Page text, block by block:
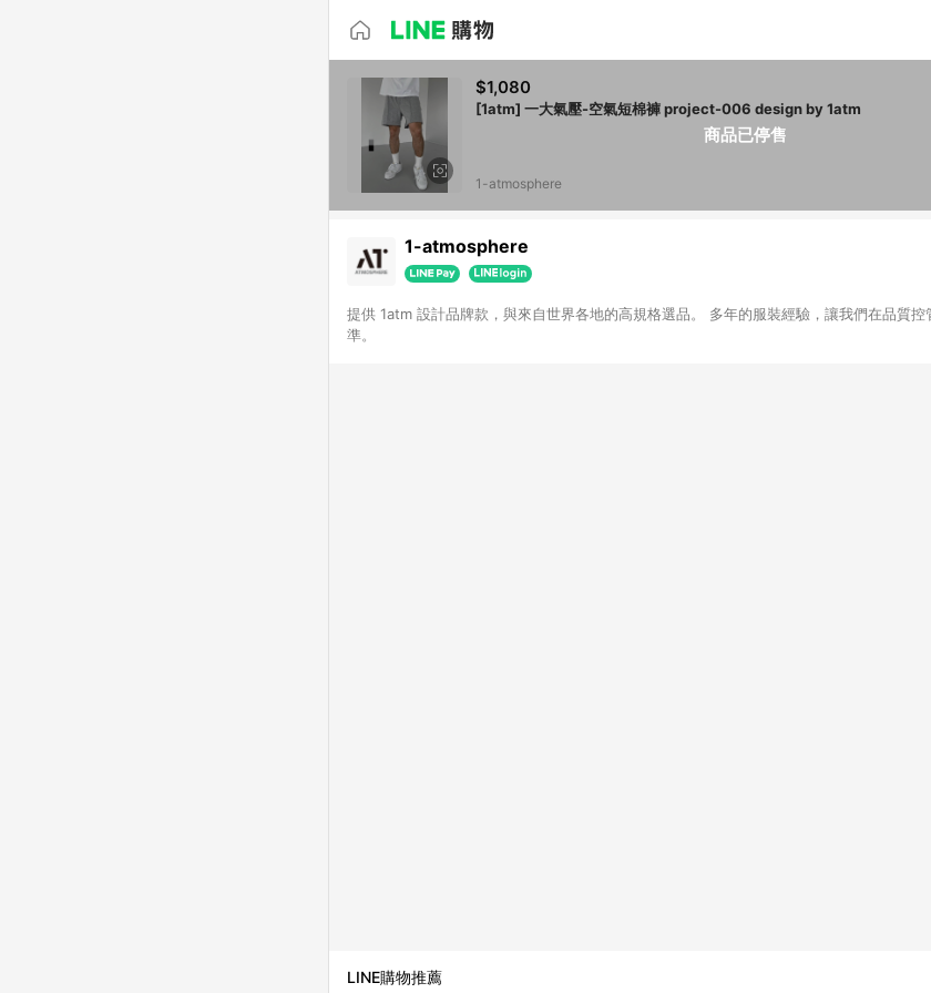
商品已停售
$1,080
[1atm] 一大氣壓-空氣短棉褲 project-006 design by 1atm
1-atmosphere
1-atmosphere
提供 1atm 設計品牌款，與來自世界各地的高規格選品。 多年的服裝經驗，讓我們在品質
準。
LINE購物推薦